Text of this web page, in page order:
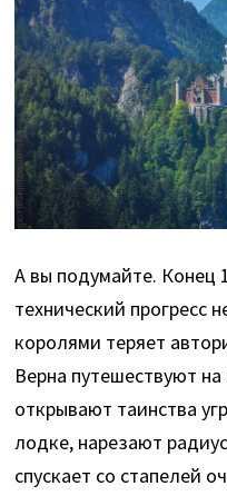
А вы подумайте. Конец
технический прогресс
королями теряет
Верна путешествуют
открывают таинства
лодке, нарезают
спускает со стапелей